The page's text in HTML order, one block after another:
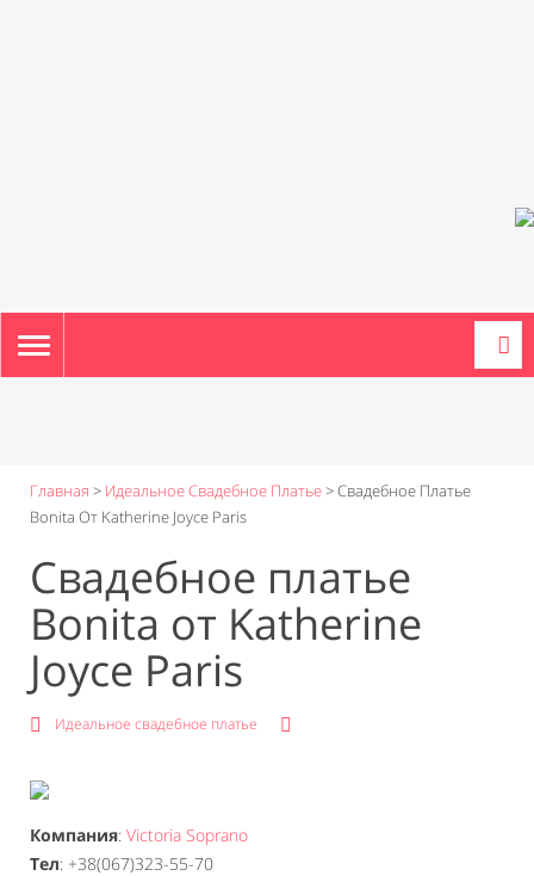
TOGGLE
NAVIGATION
Главная > Идеальное Свадебное Платье>Свадебное Платье
Bonita От Katherine Joyce Paris
Свадебное платье
Bonita от Katherine
Joyce Paris
Идеальное свадебное платье
Компания: Victoria Soprano
Тел: +38(067)323-55-70